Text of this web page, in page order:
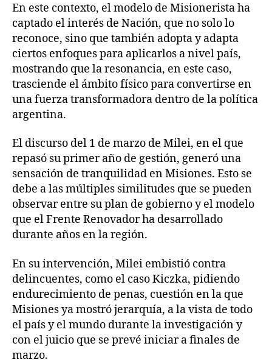
En este contexto, el modelo de Misionerista ha
captado el interés de Nación, que no solo lo
reconoce, sino que también adopta y adapta
ciertos enfoques para aplicarlos a nivel país,
mostrando que la resonancia, en este caso,
trasciende el ámbito físico para convertirse en
una fuerza transformadora dentro de la política
argentina.
El discurso del 1 de marzo de Milei, en el que
repasó su primer año de gestión, generó una
sensación de tranquilidad en Misiones. Esto se
debe a las múltiples similitudes que se pueden
observar entre su plan de gobierno y el modelo
que el Frente Renovador ha desarrollado
durante años en la región.
En su intervención, Milei embistió contra
delincuentes, como el caso Kiczka, pidiendo
endurecimiento de penas, cuestión en la que
Misiones ya mostró jerarquía, a la vista de todo
el país y el mundo durante la investigación y
con el juicio que se prevé iniciar a finales de
marzo.